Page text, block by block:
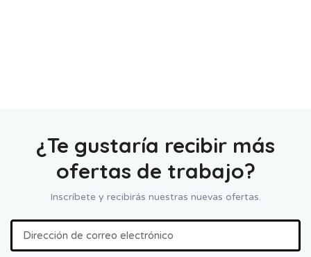
¿Te gustaría recibir más
ofertas de trabajo?
Inscríbete y recibirás nuestras nuevas ofertas.